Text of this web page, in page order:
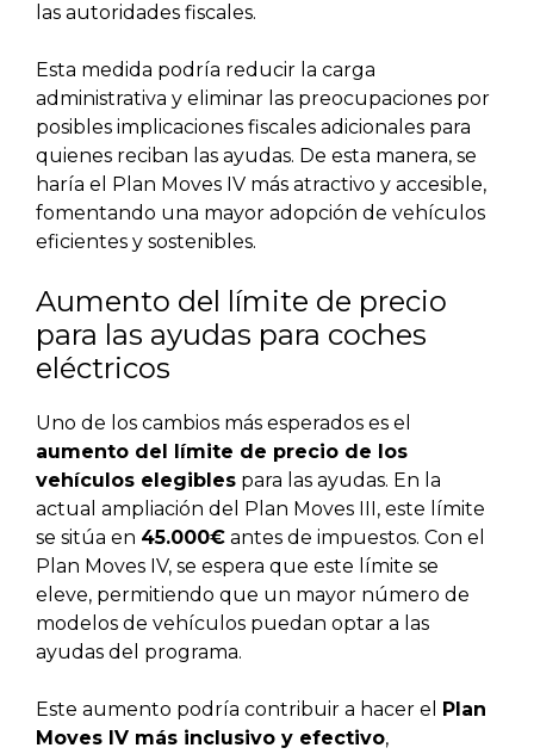
las autoridades fiscales.
Esta medida podría reducir la carga
administrativa y eliminar las preocupaciones por
posibles implicaciones fiscales adicionales para
quienes reciban las ayudas. De esta manera, se
haría el Plan Moves IV más atractivo y accesible,
fomentando una mayor adopción de vehículos
eficientes y sostenibles.
Aumento del límite de precio
para las ayudas para coches
eléctricos
Uno de los cambios más esperados es el
aumento del límite de precio de los
vehículos elegibles para las ayudas. En la
actual ampliación del Plan Moves III, este límite
se sitúa en 45.000€ antes de impuestos. Con el
Plan Moves IV, se espera que este límite se
eleve, permitiendo que un mayor número de
modelos de vehículos puedan optar a las
ayudas del programa.
Este aumento podría contribuir a hacer el
Plan
Moves IV más inclusivo y efectivo,